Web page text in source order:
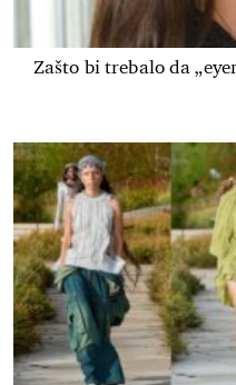
Zašto bi trebalo da